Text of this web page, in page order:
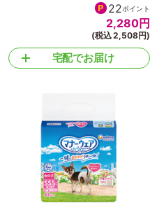
22ポイント
2,280円
(税込 2,508円)
宅配でお届け